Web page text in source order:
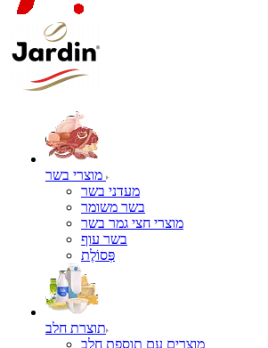
מעדני בשר
בשר משומר
מוצרי חצי גמר בשר
בשר עוף
פְּסוֹלֶת
תוצרת חלב
מוצרים עם תוספת חלב